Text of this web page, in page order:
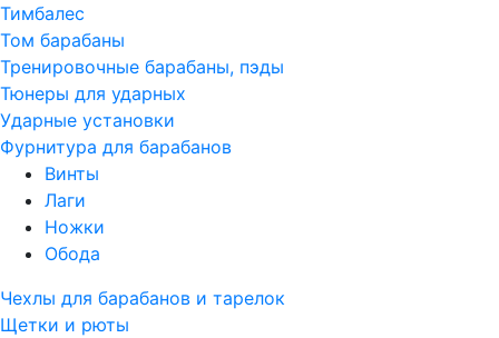
Тимбалес
Том барабаны
Тренировочные барабаны, пэды
Тюнеры для ударных
Ударные установки
Фурнитура для барабанов
Винты
Лаги
Ножки
Обода
Чехлы для барабанов и тарелок
Щетки и рюты